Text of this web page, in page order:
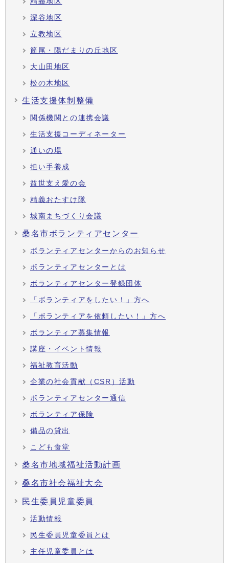
深谷地区
立教地区
筒尾・陽だまりの丘地区
大山田地区
松の木地区
生活支援体制整備
関係機関との連携会議
生活支援コーディネーター
通いの場
担い手養成
益世支え愛の会
精義おたすけ隊
城南まちづくり会議
桑名市ボランティアセンター
ボランティアセンターからのお知らせ
ボランティアセンターとは
ボランティアセンター登録団体
「ボランティアをしたい！」方へ
「ボランティアを依頼したい！」方へ
ボランティア募集情報
講座・イベント情報
福祉教育活動
企業の社会貢献（CSR）活動
ボランティアセンター通信
ボランティア保険
備品の貸出
こども食堂
桑名市地域福祉活動計画
桑名市社会福祉大会
民生委員児童委員
活動情報
民生委員児童委員とは
主任児童委員とは